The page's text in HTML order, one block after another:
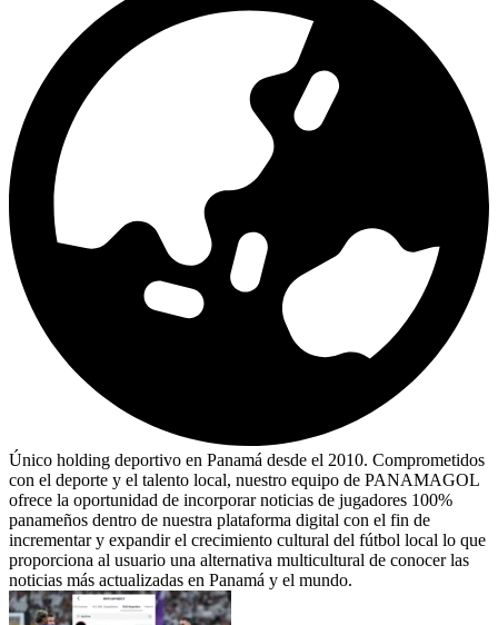
Único holding deportivo en Panamá desde el 2010. Comprometidos
con el deporte y el talento local, nuestro equipo de PANAMAGOL
ofrece la oportunidad de incorporar noticias de jugadores 100%
panameños dentro de nuestra plataforma digital con el fin de
incrementar y expandir el crecimiento cultural del fútbol local lo que
proporciona al usuario una alternativa multicultural de conocer las
noticias más actualizadas en Panamá y el mundo.